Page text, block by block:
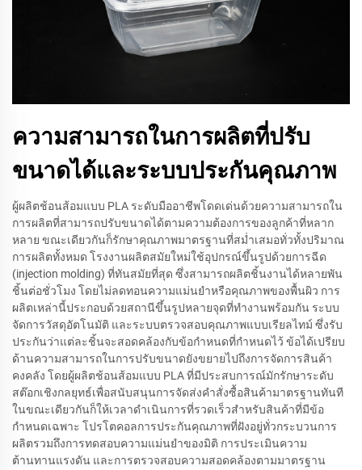
ความสามารถในการผลิตที่ปรับ
ขนาดได้และระบบประกันคุณภาพ
ผู้ผลิตช้อนส้อมแบบ PLA ระดับมืออาชีพโดดเด่นด้วยความสามารถใน
การผลิตที่สามารถปรับขนาดได้ตามความต้องการของลูกค้าที่หลาก
หลาย ขณะเดียวกันก็รักษาคุณภาพมาตรฐานที่สม่ำเสมอทั่วทั้งปริมาณ
การผลิตทั้งหมด โรงงานผลิตสมัยใหม่ใช้อุปกรณ์ขึ้นรูปด้วยการฉีด
(injection molding) ที่ทันสมัยที่สุด ซึ่งสามารถผลิตชิ้นงานได้หลายพัน
ชิ้นต่อชั่วโมง โดยไม่ลดทอนความแม่นยำหรือคุณภาพของพื้นผิว การ
ผลิตเหล่านี้ประกอบด้วยสถานีขึ้นรูปหลายจุดที่ทำงานพร้อมกัน ระบบ
จัดการวัสดุอัตโนมัติ และระบบตรวจสอบคุณภาพแบบเรียลไทม์ ซึ่งรับ
ประกันว่าแต่ละชิ้นจะสอดคล้องกับข้อกำหนดที่กำหนดไว้ ข้อได้เปรียบ
ด้านความสามารถในการปรับขนาดยังขยายไปถึงการจัดการสินค้า
คงคลัง โดยผู้ผลิตช้อนส้อมแบบ PLA ที่มีประสบการณ์มักรักษาระดับ
สต๊อกเชิงกลยุทธ์เพื่อสนับสนุนการจัดส่งคำสั่งซื้อสินค้ามาตรฐานทันที
ในขณะเดียวกันก็ให้เวลาดำเนินการที่รวดเร็วสำหรับสินค้าที่มีข้อ
กำหนดเฉพาะ โปรโตคอลการประกันคุณภาพที่ฝังอยู่ทั่วกระบวนการ
ผลิตรวมถึงการทดสอบความแม่นยำของมิติ การประเมินความ
ต้านทานแรงดัน และการตรวจสอบความสอดคล้องตามมาตรฐาน